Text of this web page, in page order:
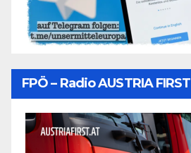
FPÖ – Radio AUSTRIA FIRST